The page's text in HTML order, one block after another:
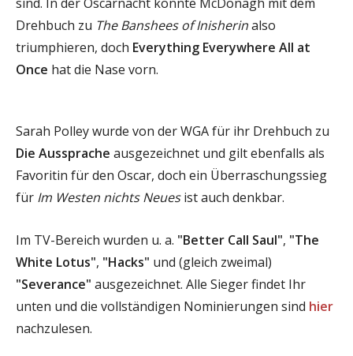
Drehbuch zu The Banshees of Inisherinalso
triumphieren, doch Everything Everywhere All at
Once hat die Nase vorn.
Sarah Polley wurde von der WGA für ihr Drehbuch zu
Die Aussprache ausgezeichnet und gilt ebenfalls als
Favoritin für den Oscar, doch ein Überraschungssieg
für Im Westen nichts Neuesist auch denkbar.
Im TV-Bereich wurden u. a. "Better Call Saul", "The
White Lotus", "Hacks" und (gleich zweimal)
"Severance" ausgezeichnet. Alle Sieger findet Ihr
unten und die vollständigen Nominierungen sind hier
nachzulesen.